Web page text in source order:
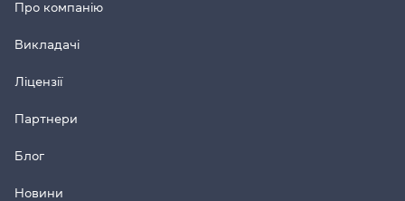
Про компанію
Викладачі
Ліцензії
Партнери
Блог
Новини